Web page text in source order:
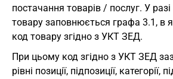
постачання товарів / послуг. У
товару заповнюється графа 3.1, в
код товару згідно з УКТ ЗЕД.
При цьому код згідно з УКТ ЗЕД
рівні позиції, підпозиції, категорії,